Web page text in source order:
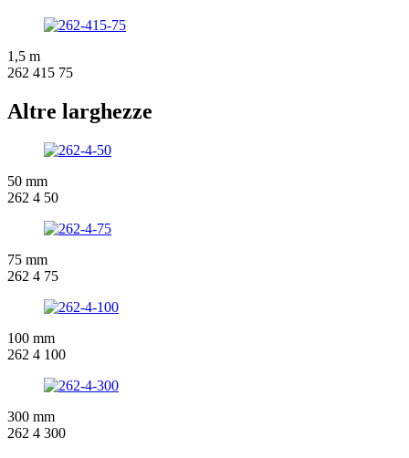
1,5 m
262 415 75
Altre larghezze
50 mm
262 4 50
75 mm
262 4 75
100 mm
262 4 100
300 mm
262 4 300